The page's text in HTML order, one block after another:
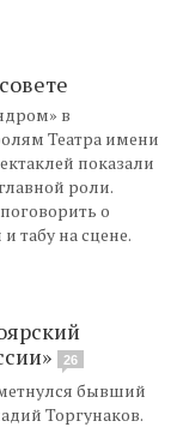
в
Театра имени
показали
роли.
о
табу на сцене.
26
бывший
Торгунаков.